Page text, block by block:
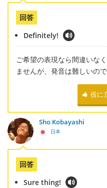
回答
Definitely!
ご希望の表現なら間違いな
ませんが、発音は難しいの
役に
Sho Kobayashi
日本
回答
Sure thing!